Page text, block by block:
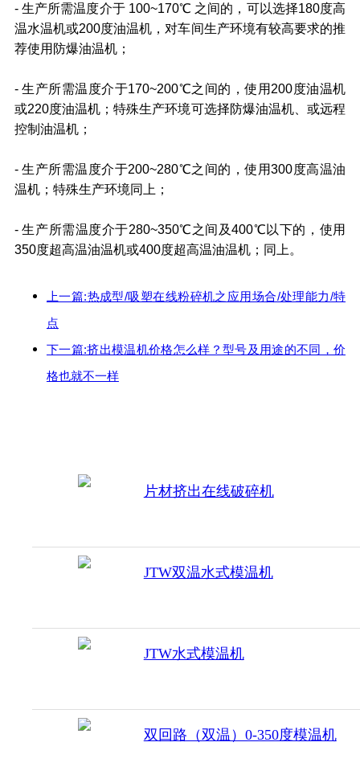
- 生产所需温度介于 100~170℃ 之间的，可以选择180度高
温水温机或200度油温机，对车间生产环境有较高要求的推
荐使用防爆油温机；
- 生产所需温度介于170~200℃之间的，使用200度油温机
或220度油温机；特殊生产环境可选择防爆油温机、或远程
控制油温机；
- 生产所需温度介于200~280℃之间的，使用300度高温油
温机；特殊生产环境同上；
- 生产所需温度介于280~350℃之间及400℃以下的，使用
350度超高温油温机或400度超高温油温机；同上。
上一篇:热成型/吸塑在线粉碎机之应用场合/处理能力/特
点
下一篇:挤出模温机价格怎么样？型号及用途的不同，价
格也就不一样
片材挤出在线破碎机
JTW双温水式模温机
JTW水式模温机
双回路（双温）0-350度模温机